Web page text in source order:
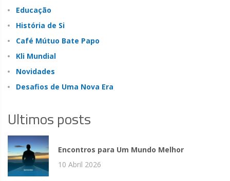
Educação
História de Si
Café Mútuo Bate Papo
Kli Mundial
Novidades
Desafios de Uma Nova Era
Ultimos posts
Encontros para Um Mundo Melhor
10 Abril 2026